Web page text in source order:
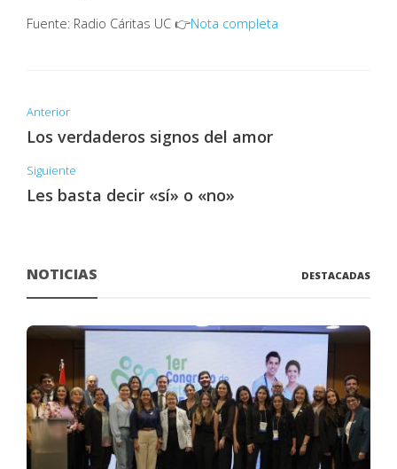
Fuente: Radio Cáritas UC 👉Nota completa
Anterior
Los verdaderos signos del amor
Siguiente
Les basta decir «sí» o «no»
NOTICIAS DESTACADAS